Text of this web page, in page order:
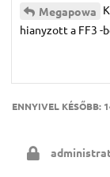
Megapowa
hianyzott a FF3 -
ENNYIVEL KÉSŐBB: